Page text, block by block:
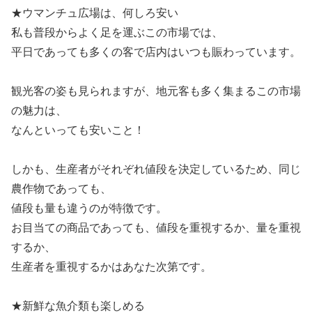
★ウマンチュ広場は、何しろ安い
私も普段からよく足を運ぶこの市場では、
平日であっても多くの客で店内はいつも賑わっています。
観光客の姿も見られますが、地元客も多く集まるこの市場
の魅力は、
なんといっても安いこと！
しかも、生産者がそれぞれ値段を決定しているため、同じ
農作物であっても、
値段も量も違うのが特徴です。
お目当ての商品であっても、値段を重視するか、量を重視
するか、
生産者を重視するかはあなた次第です。
★新鮮な魚介類も楽しめる